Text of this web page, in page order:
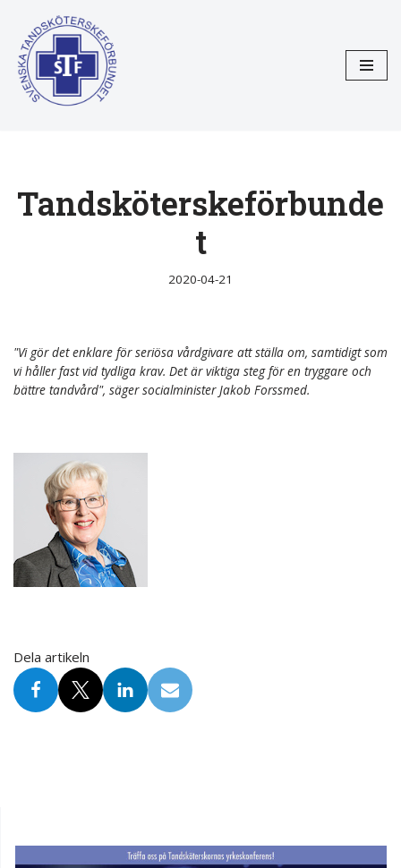
Hoppa
till
innehåll
Tandsköterskeförbunde
t
2020-04-21
"Vi gör det enklare för seriösa vårdgivare att ställa om, samtidigt som
vi håller fast vid tydliga krav. Det är viktiga steg för en tryggare och
bättre tandvård", säger socialminister Jakob Forssmed.
Dela artikeln